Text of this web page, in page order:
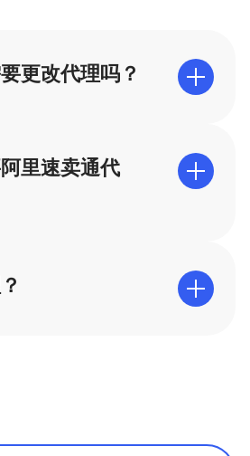
更改代理吗？
里速卖通代